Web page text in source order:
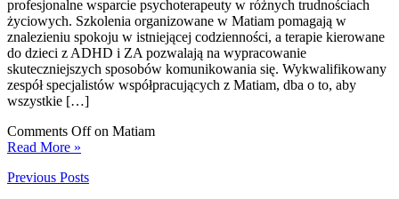
profesjonalne wsparcie psychoterapeuty w różnych trudnościach
życiowych. Szkolenia organizowane w Matiam pomagają w
znalezieniu spokoju w istniejącej codzienności, a terapie kierowane
do dzieci z ADHD i ZA pozwalają na wypracowanie
skuteczniejszych sposobów komunikowania się. Wykwalifikowany
zespół specjalistów współpracujących z Matiam, dba o to, aby
wszystkie […]
Comments Offon Matiam
Read More »
Previous Posts